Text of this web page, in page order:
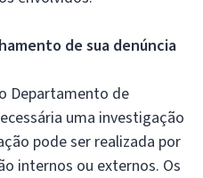
de sua denúncia
Departamento de
uma investigação
pode ser realizada por
internos ou externos. Os